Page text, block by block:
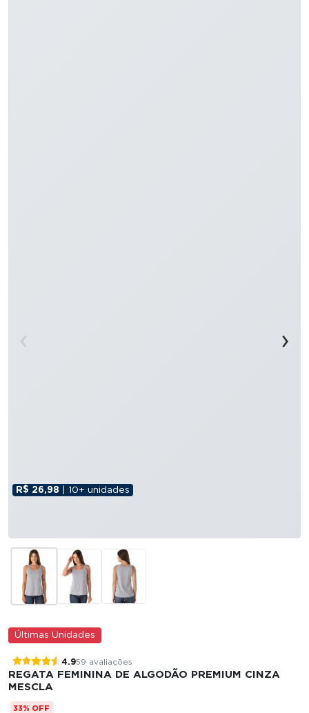
R$ 26,98 | 10+ unidades
‹ ›
Últimas Unidades
4.959 avaliações
REGATA FEMININA DE ALGODÃO PREMIUM CINZA
MESCLA
33% OFF